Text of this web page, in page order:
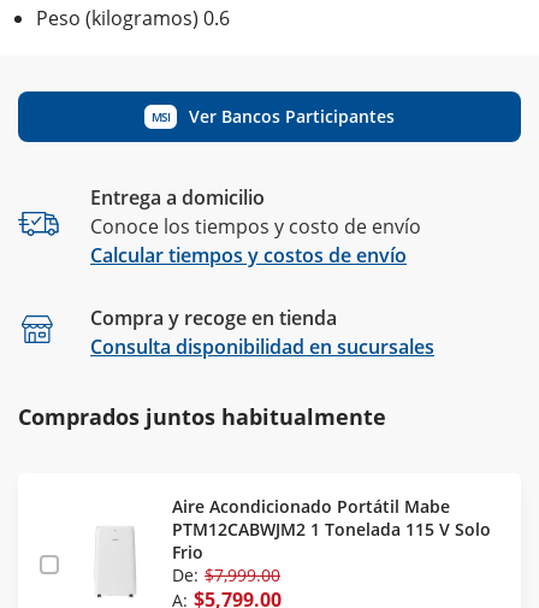
Peso (kilogramos) 0.6
MSI Ver Bancos Participantes
Entrega a domicilio
Conoce los tiempos y costo de envío
Calcular tiempos y costos de envío
Compra y recoge en tienda
Consulta disponibilidad en sucursales
Comprados juntos habitualmente
Aire Acondicionado Portátil Mabe
PTM12CABWJM2 1 Tonelada 115 V Solo
Frio
De: $7,999.00
A: $5,799.00